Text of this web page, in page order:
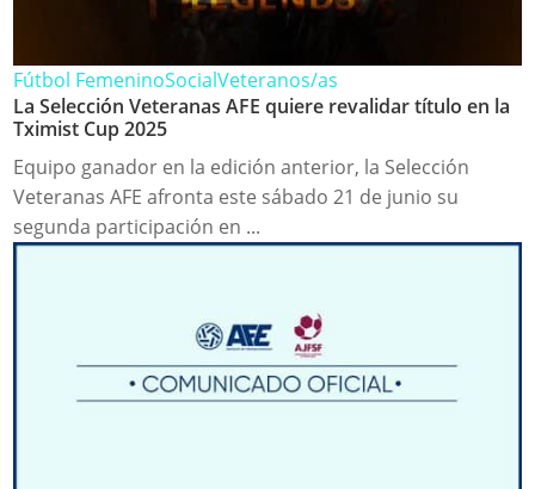
Fútbol FemeninoSocialVeteranos/as
La Selección Veteranas AFE quiere revalidar título en la
Tximist Cup 2025
Equipo ganador en la edición anterior, la Selección
Veteranas AFE afronta este sábado 21 de junio su
segunda participación en ...